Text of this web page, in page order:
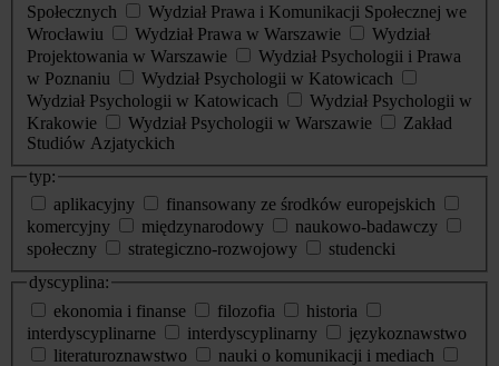
Społecznych
Wydział Prawa i Komunikacji Społecznej we
Wrocławiu
Wydział Prawa w Warszawie
Wydział
Projektowania w Warszawie
Wydział Psychologii i Prawa
w Poznaniu
Wydział Psychologii w Katowicach
Wydział Psychologii w Katowicach
Wydział Psychologii w
Krakowie
Wydział Psychologii w Warszawie
Zakład
Studiów Azjatyckich
typ:
aplikacyjny
finansowany ze środków europejskich
komercyjny
międzynarodowy
naukowo-badawczy
społeczny
strategiczno-rozwojowy
studencki
dyscyplina:
ekonomia i finanse
filozofia
historia
interdyscyplinarne
interdyscyplinarny
językoznawstwo
literaturoznawstwo
nauki o komunikacji i mediach